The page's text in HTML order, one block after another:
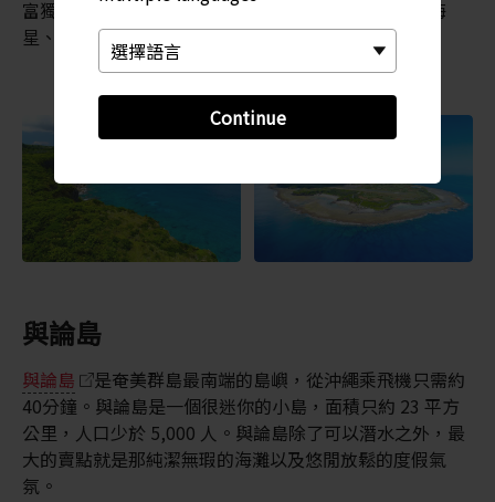
Continue
富獨特的各類動植物生態，包括烏龜、海蛇、海參、海
星、八爪魚、黃貂魚和礁鯊等等。
與論島
與論島
是奄美群島最南端的島嶼，從沖繩乘飛機只需約
40分鐘。與論島是一個很迷你的小島，面積只約 23 平方
公里，人口少於 5,000 人。與論島除了可以潛水之外，最
大的賣點就是那純潔無瑕的海灘以及悠閒放鬆的度假氣
氛。